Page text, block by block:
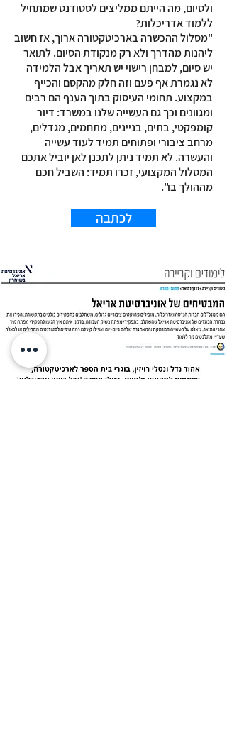
ולסיום, מה הייתם ממליצים לסטודנט שמתחיל
ללמוד אדריכלות?
"מסלול ההכשרה בארכיטקטורה ארוך, אז חשוב
ליהנות מהדרך ולא רק מנקודת הסיום. לתואר
יש סיום, למבחן רישוי יש תאריך אבל הלמידה
לא נגמרת אף פעם וזה חלק מהקסם והכייף
במקצוע. תחומי העיסוק בתוך הענף הם רבים
ומגוונים וכך גם העשייה שלנו במשרד: דיור
קומפקטי, בתים, בניינים, מתחמים, מגדלים,
מרחב ציבורי ופתוחים תמיד לעוד עשייה
והעשרה. לא תמיד ניתן לתכנן לאן יוביל אתכם
המסלול המקצועי, זכרו תמיד: השביל חכם
מההולך בו".
לכתבה